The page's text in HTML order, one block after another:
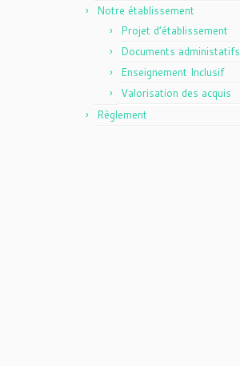
Notre établissement
Projet d’établissement
Documents administatifs
Enseignement Inclusif
Valorisation des acquis
Règlement